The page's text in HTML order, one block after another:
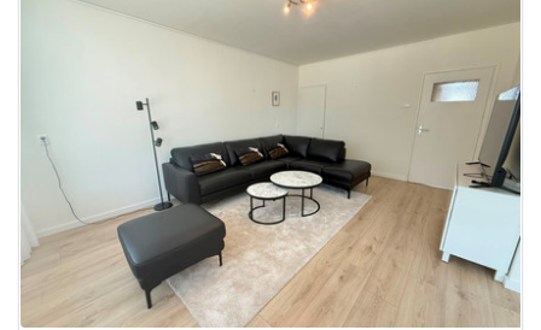
Om kans te
maken moet je
Stekkies helpt